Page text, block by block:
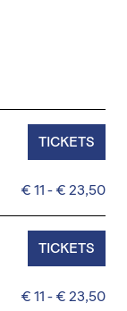
€ 11 - € 23,50
TICKETS
€ 11 - € 23,50
TICKETS